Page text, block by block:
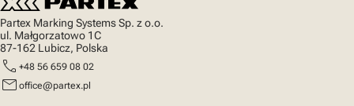
Partex Marking Systems Sp. z o.o.
ul. Małgorzatowo 1C
87-162 Lubicz, Polska
call +48 56 659 08 02
mail office@partex.pl